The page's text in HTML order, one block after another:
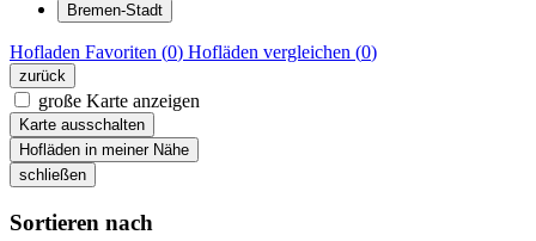
Bremen-Stadt
Hofladen Favoriten (0) Hofläden vergleichen (0)
zurück
große Karte anzeigen
Karte ausschalten
Hofläden in meiner Nähe
schließen
Sortieren nach